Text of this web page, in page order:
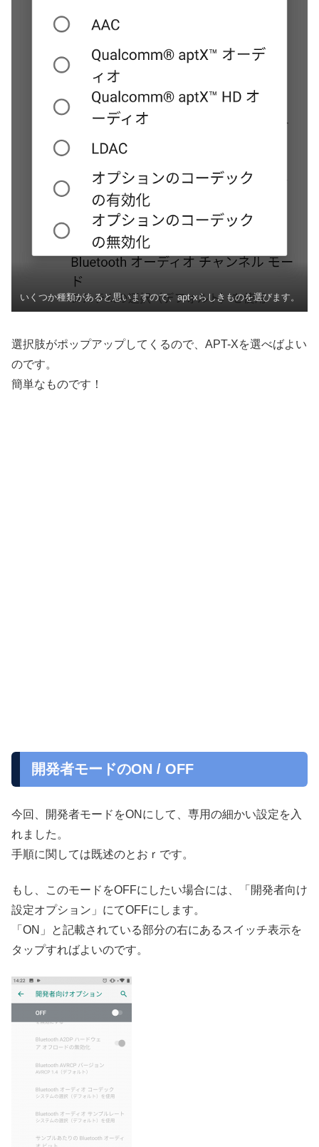
いくつか種類があると思いますので、apt-xらしきものを選びます。
選択肢がポップアップしてくるので、APT-Xを選べばよい
のです。
簡単なものです！
開発者モードのON / OFF
今回、開発者モードをONにして、専用の細かい設定を入
れました。
手順に関しては既述のとおｒです。
もし、このモードをOFFにしたい場合には、「開発者向け
設定オプション」にてOFFにします。
「ON」と記載されている部分の右にあるスイッチ表示を
タップすればよいのです。